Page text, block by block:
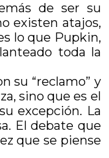
de ser su
existen atajos,
lo que Pupkin,
toda la
su “reclamo” y
sino que es el
excepción. La
El debate que
que se piense